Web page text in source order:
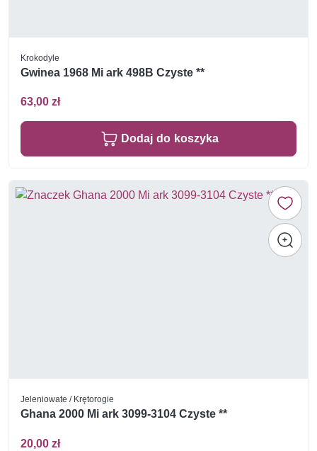
Krokodyle
Gwinea 1968 Mi ark 498B Czyste **
63,00 zł
Dodaj do koszyka
Jeleniowate / Krętorogie
Ghana 2000 Mi ark 3099-3104 Czyste **
20,00 zł